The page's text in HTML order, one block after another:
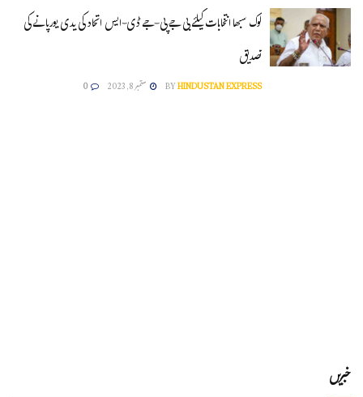
لوک سبھا انتخابات کیلئے بی جے پی-جے ڈی-ایس اتحاد کی یدی یورپا نے کی
تصدیق
BYHINDUSTAN EXPRESS ستمبر 8, 2023 0
خبریں